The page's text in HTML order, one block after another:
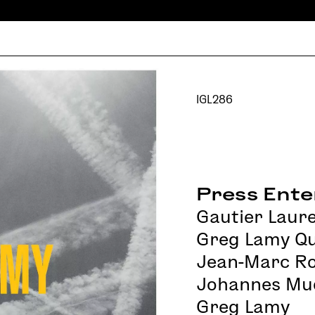
IGL286
Press
Gautier
Greg Lamy
Jean-Marc
Johannes
Greg Lamy